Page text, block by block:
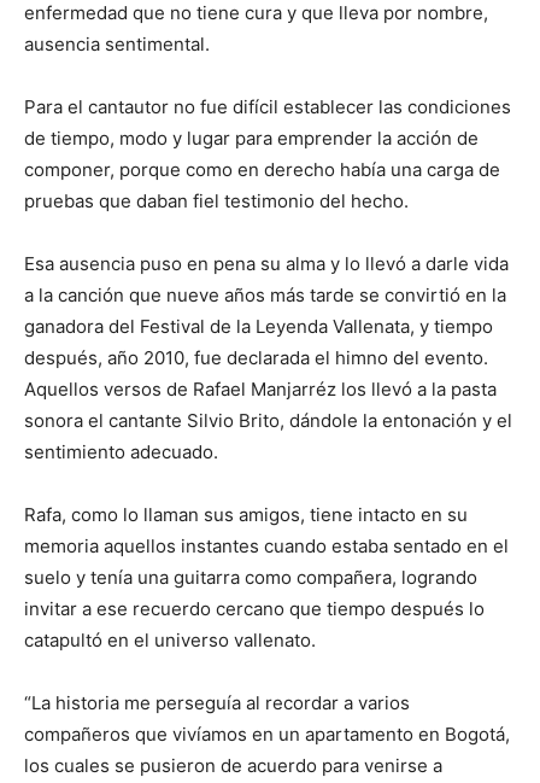
enfermedad que no tiene cura y que lleva por nombre,
ausencia sentimental.
Para el cantautor no fue difícil establecer las condiciones
de tiempo, modo y lugar para emprender la acción de
componer, porque como en derecho había una carga de
pruebas que daban fiel testimonio del hecho.
Esa ausencia puso en pena su alma y lo llevó a darle vida
a la canción que nueve años más tarde se convirtió en la
ganadora del Festival de la Leyenda Vallenata, y tiempo
después, año 2010, fue declarada el himno del evento.
Aquellos versos de Rafael Manjarréz los llevó a la pasta
sonora el cantante Silvio Brito, dándole la entonación y el
sentimiento adecuado.
Rafa, como lo llaman sus amigos, tiene intacto en su
memoria aquellos instantes cuando estaba sentado en el
suelo y tenía una guitarra como compañera, logrando
invitar a ese recuerdo cercano que tiempo después lo
catapultó en el universo vallenato.
“La historia me perseguía al recordar a varios
compañeros que vivíamos en un apartamento en Bogotá,
los cuales se pusieron de acuerdo para venirse a